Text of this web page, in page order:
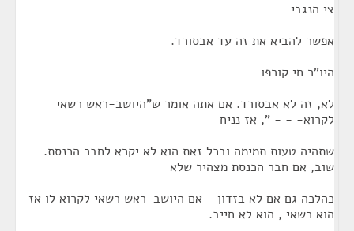
צי הנגבי
אפשר להביא את זה עד אבסורד.
היו"ר חי קורפו
לא, זה לא אבסורד. אם אתה אומר ש"היושב-ראש רשאי
לקרוא- - - ", אז נניח
שתהיה טעות תמימה ובכל זאת הוא לא יקרא לחבר הכנסת.
שוב, אם חבר הכנסת מצהיר שלא
כהלכה גם אם לא בזדון - אם היושב-ראש רשאי לקרוא לו אז
הוא רשאי , הוא לא חייב.